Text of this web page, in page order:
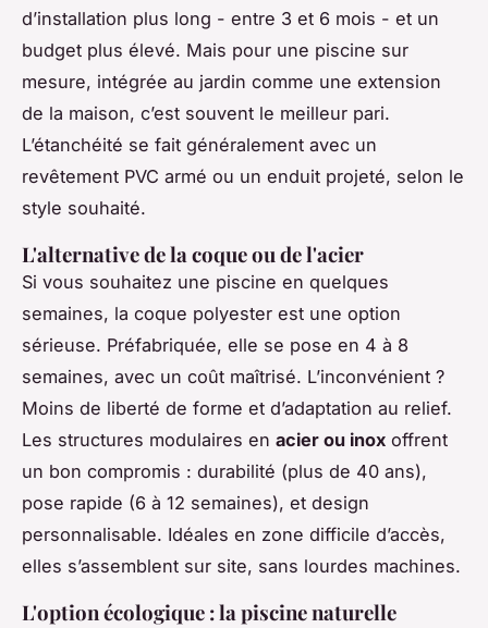
d’installation plus long - entre 3 et 6 mois - et un
budget plus élevé. Mais pour une piscine sur
mesure, intégrée au jardin comme une extension
de la maison, c’est souvent le meilleur pari.
L’étanchéité se fait généralement avec un
revêtement PVC armé ou un enduit projeté, selon le
style souhaité.
L'alternative de la coque ou de l'acier
Si vous souhaitez une piscine en quelques
semaines, la coque polyester est une option
sérieuse. Préfabriquée, elle se pose en 4 à 8
semaines, avec un coût maîtrisé. L’inconvénient ?
Moins de liberté de forme et d’adaptation au relief.
Les structures modulaires en acier ou inox offrent
un bon compromis : durabilité (plus de 40 ans),
pose rapide (6 à 12 semaines), et design
personnalisable. Idéales en zone difficile d’accès,
elles s’assemblent sur site, sans lourdes machines.
L'option écologique : la piscine naturelle